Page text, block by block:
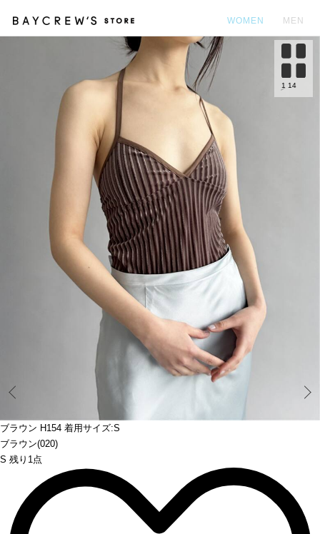
WOMEN MEN
ブラウン H154 着用サイズ:S
ブラウン(020)
S 残り1点
1 14